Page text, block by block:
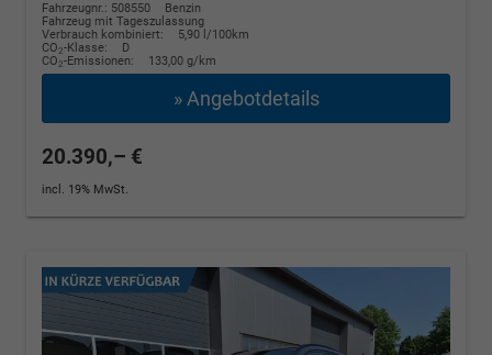
Fahrzeugnr.: 508550
Benzin
Fahrzeug mit Tageszulassung
Verbrauch kombiniert:
5,90 l/100km
CO2-Klasse:
D
CO2-Emissionen: 133,00 g/km
» Angebotdetails
20.390,– €
incl. 19% MwSt.